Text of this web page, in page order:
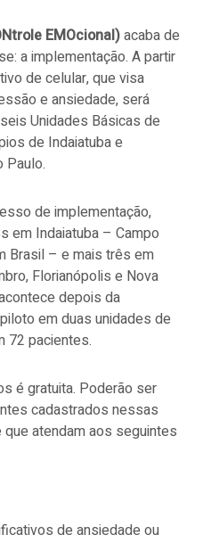
EMOcional)acaba de
a implementação. A partir
de celular, que visa
e ansiedade, será
Unidades Básicas de
de Indaiatuba e
Paulo.
de implementação,
em Indaiatuba – Campo
Brasil – e mais três em
Florianópolis e Nova
depois da
em duas unidades de
72 pacientes.
é gratuita. Poderão ser
cadastrados nessas
atendam aos seguintes
de ansiedade ou